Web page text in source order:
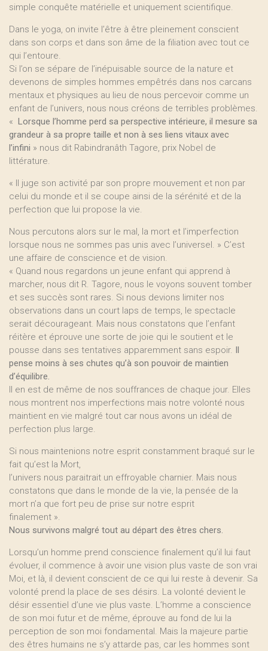
simple conquête matérielle et uniquement scientifique.
Dans le yoga, on invite l’être à être pleinement conscient
dans son corps et dans son âme de la filiation avec tout ce
qui l’entoure.
Si l’on se sépare de l’inépuisable source de la nature et
devenons de simples hommes empêtrés dans nos carcans
mentaux et physiques au lieu de nous percevoir comme un
enfant de l’univers, nous nous créons de terribles problèmes.
« Lorsque l’homme perd sa perspective intérieure, il mesure sa
grandeur à sa propre taille et non à ses liens vitaux avec
l’infini » nous dit Rabindranâth Tagore, prix Nobel de
littérature.
« Il juge son activité par son propre mouvement et non par
celui du monde et il se coupe ainsi de la sérénité et de la
perfection que lui propose la vie.
Nous percutons alors sur le mal, la mort et l’imperfection
lorsque nous ne sommes pas unis avec l’universel. » C’est
une affaire de conscience et de vision.
« Quand nous regardons un jeune enfant qui apprend à
marcher, nous dit R. Tagore, nous le voyons souvent tomber
et ses succès sont rares. Si nous devions limiter nos
observations dans un court laps de temps, le spectacle
serait décourageant. Mais nous constatons que l’enfant
réitère et éprouve une sorte de joie qui le soutient et le
pousse dans ses tentatives apparemment sans espoir. Il
pense moins à ses chutes qu’à son pouvoir de maintien
d’équilibre.
Il en est de même de nos souffrances de chaque jour. Elles
nous montrent nos imperfections mais notre volonté nous
maintient en vie malgré tout car nous avons un idéal de
perfection plus large.
Si nous maintenions notre esprit constamment braqué sur le
fait qu’est la Mort,
l’univers nous paraitrait un effroyable charnier. Mais nous
constatons que dans le monde de la vie, la pensée de la
mort n’a que fort peu de prise sur notre esprit
finalement ».
Nous survivons malgré tout au départ des êtres chers.
Lorsqu’un homme prend conscience finalement qu’il lui faut
évoluer, il commence à avoir une vision plus vaste de son vrai
Moi, et là, il devient conscient de ce qui lui reste à devenir. Sa
volonté prend la place de ses désirs. La volonté devient le
désir essentiel d’une vie plus vaste. L’homme a conscience
de son moi futur et de même, éprouve au fond de lui la
perception de son moi fondamental. Mais la majeure partie
des êtres humains ne s’y attarde pas, car les hommes sont